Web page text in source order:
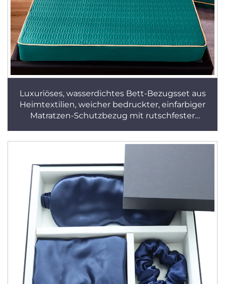
Luxuriöses, wasserdichtes Bett-Bezugsset aus
Heimtextilien, weicher bedruckter, einfarbiger
Matratzen-Schutzbezug mit rutschfester